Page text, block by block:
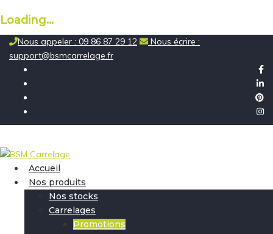
Loading...
Skip
content
Nous appeler : 09 86 87 29 12
Nous écrire :
support@bsmcarrelage.fr
Accueil
Nos produits
Nos stocks
Carrelages
Promotions